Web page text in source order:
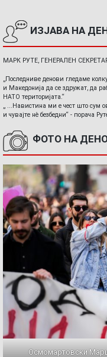
ИЗЈАВА НА
МАРК РУТЕ, ГЕНЕРАЛЕН
„Последниве денови гледаме
и Македонија да се здружат, да
НАТО територијата.“
„ ...Навистина ми е чест што сум
и чувајте нè безбедни“ - порача
ФОТО НА
Осмомартовски